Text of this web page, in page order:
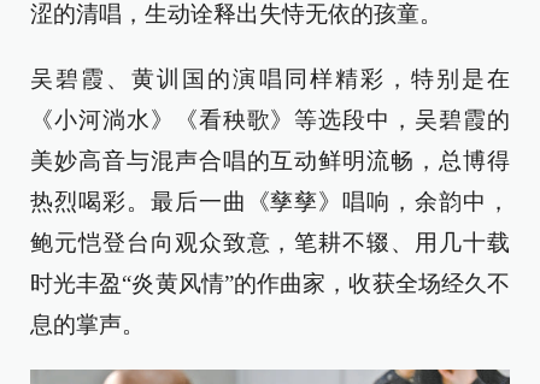
涩的清唱，生动诠释出失恃无依的孩童。
吴碧霞、黄训国的演唱同样精彩，特别是在
《小河淌水》《看秧歌》等选段中，吴碧霞的
美妙高音与混声合唱的互动鲜明流畅，总博得
热烈喝彩。最后一曲《孳孳》唱响，余韵中，
鲍元恺登台向观众致意，笔耕不辍、用几十载
时光丰盈“炎黄风情”的作曲家，收获全场经久不
息的掌声。